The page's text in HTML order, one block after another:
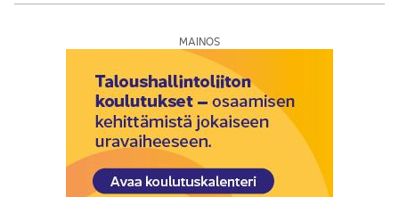
MAINOS